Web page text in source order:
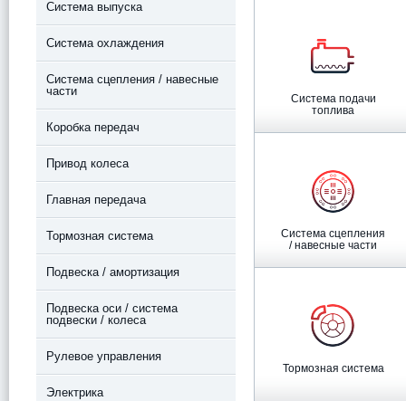
Система выпуска
Система охлаждения
Система сцепления / навесные
части
Коробка передач
Привод колеса
Главная передача
Тормозная система
Подвеска / амортизация
Подвеска оси / система
подвески / колеса
Рулевое управления
Электрика
Система подачи
топлива
Система сцепления
/ навесные части
Тормозная система